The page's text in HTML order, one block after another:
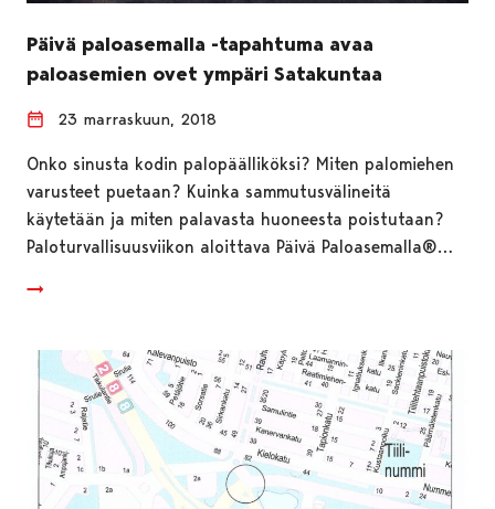
Päivä paloasemalla -tapahtuma avaa
paloasemien ovet ympäri Satakuntaa
23 marraskuun, 2018
Onko sinusta kodin palopäälliköksi? Miten palomiehen
varusteet puetaan? Kuinka sammutusvälineitä
käytetään ja miten palavasta huoneesta poistutaan?
Paloturvallisuusviikon aloittava Päivä Paloasemalla®…